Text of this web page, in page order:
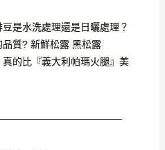
是水洗處理還是日曬處理？
質? 新鮮松露 黑松露
的比『義大利帕瑪火腿』美